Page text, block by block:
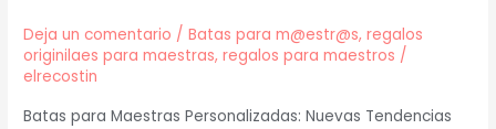
Deja un comentario /Batas para m@estr@s,regalos
originilaes para maestras,regalos para maestros /
elrecostin
Batas para Maestras Personalizadas: Nuevas Tendencias